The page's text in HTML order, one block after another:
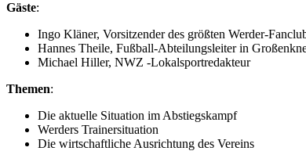
Gäste:
Ingo Kläner, Vorsitzender des größten Werder-
Hannes Theile, Fußball-Abteilungsleiter in
Michael Hiller, NWZ -Lokalsportredakteur
Themen:
Die aktuelle Situation im Abstiegskampf
Werders Trainersituation
Die wirtschaftliche Ausrichtung des Vereins